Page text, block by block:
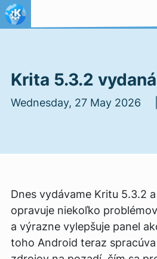
Skip to content
Krita 5.3.2
Wednesday, 27 May
Dnes vydávame Kritu 5.3.2
opravuje niekoľko
a výrazne vylepšuje panel
toho Android teraz